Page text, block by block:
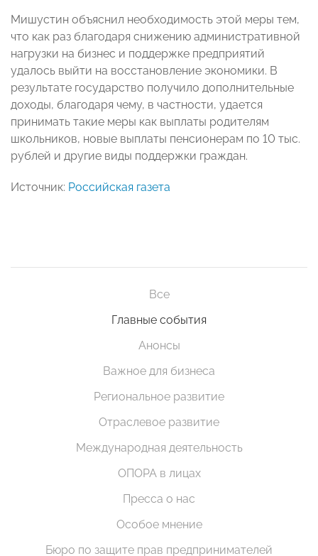
Мишустин объяснил необходимость этой меры тем,
что как раз благодаря снижению административной
нагрузки на бизнес и поддержке предприятий
удалось выйти на восстановление экономики. В
результате государство получило дополнительные
доходы, благодаря чему, в частности, удается
принимать такие меры как выплаты родителям
школьников, новые выплаты пенсионерам по 10 тыс.
рублей и другие виды поддержки граждан.
Источник: Российская газета
Все
Главные события
Анонсы
Важное для бизнеса
Региональное развитие
Отраслевое развитие
Международная деятельность
ОПОРА в лицах
Пресса о нас
Особое мнение
Бюро по защите прав предпринимателей